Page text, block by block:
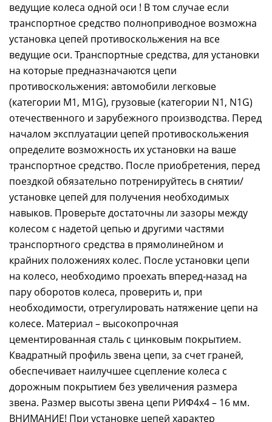
ведущие колеса одной оси ! В том случае если
транспортное средство полноприводное возможна
установка цепей противоскольжения на все
ведущие оси. Транспортные средства, для установки
на которые предназначаются цепи
противоскольжения: автомобили легковые
(категории M1, M1G), грузовые (категории N1, N1G)
отечественного и зарубежного производства. Перед
началом эксплуатации цепей противоскольжения
определите возможность их установки на ваше
транспортное средство. После приобретения, перед
поездкой обязательно потренируйтесь в снятии/
установке цепей для получения необходимых
навыков. Проверьте достаточны ли зазоры между
колесом с надетой цепью и другими частями
транспортного средства в прямолинейном и
крайних положениях колес. После установки цепи
на колесо, необходимо проехать вперед-назад на
пару оборотов колеса, проверить и, при
необходимости, отрегулировать натяжение цепи на
колесе. Материал – высокопрочная
цементированная сталь с цинковым покрытием.
Квадратный профиль звена цепи, за счет граней,
обеспечивает наилучшее сцепление колеса с
дорожным покрытием без увеличения размера
звена. Размер высоты звена цепи РИФ4х4 – 16 мм.
ВНИМАНИЕ! При установке цепей характер